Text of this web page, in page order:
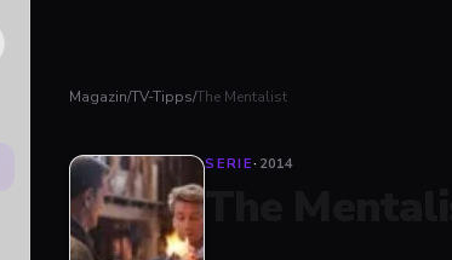
Magazin/TV-Tipps/The Mentalist
SERIE· 2014